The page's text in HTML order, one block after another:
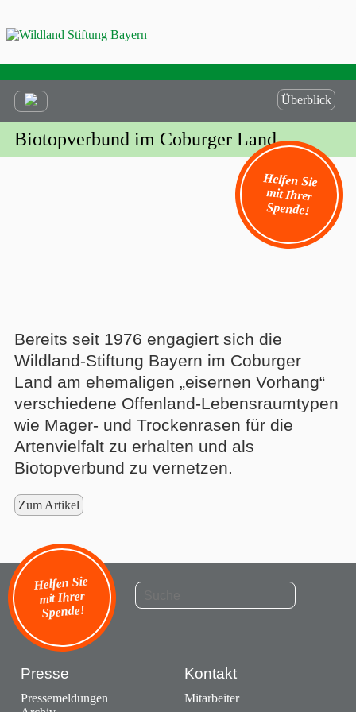
Helfen Sie
mit Ihrer
Spende!
Überblick
Biotopverbund im Coburger Land
Bereits seit 1976 engagiert sich die
Wildland-Stiftung Bayern im Coburger
Land am ehemaligen „eisernen Vorhang“
verschiedene Offenland-Lebensraumtypen
wie Mager- und Trockenrasen für die
Artenvielfalt zu erhalten und als
Biotopverbund zu vernetzen.
Zum Artikel
Helfen Sie
mit Ihrer
Spende!
Presse
Pressemeldungen
Kontakt
Mitarbeiter